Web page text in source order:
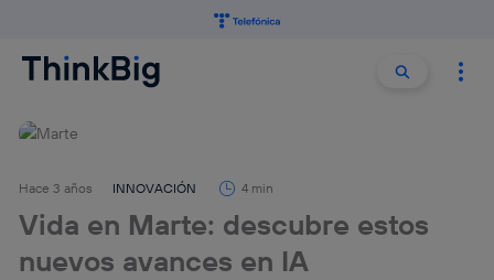
Buscar
Hace 3 años INNOVACIÓN 4 min
Vida en Marte: descubre estos
nuevos avances en IA